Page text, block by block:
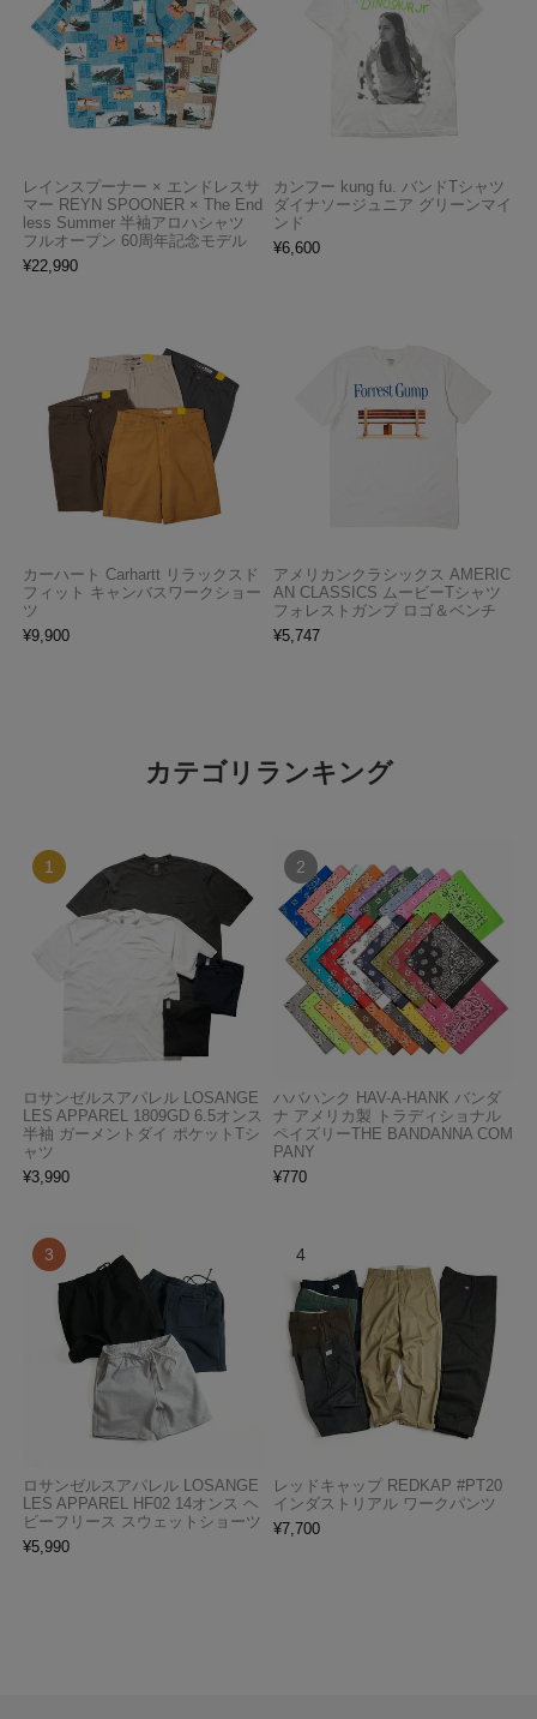
レインスプーナー × エンドレスサ
マー REYN SPOONER × The End
less Summer 半袖アロハシャツ
フルオープン 60周年記念モデル
¥22,990
カンフー kung fu. バンドTシャツ
ダイナソージュニア グリーンマイ
ンド
¥6,600
カーハート Carhartt リラックスド
フィット キャンバスワークショー
ツ
¥9,900
アメリカンクラシックス AMERIC
AN CLASSICS ムービーTシャツ
フォレストガンプ ロゴ＆ベンチ
¥5,747
カテゴリランキング
ロサンゼルスアパレル LOSANGE
LES APPAREL 1809GD 6.5オンス
半袖 ガーメントダイ ポケットTシ
ャツ
¥3,990
ハバハンク HAV-A-HANK バンダ
ナ アメリカ製 トラディショナル
ペイズリーTHE BANDANNA COM
PANY
¥770
ロサンゼルスアパレル LOSANGE
LES APPAREL HF02 14オンス ヘ
ビーフリース スウェットショーツ
¥5,990
レッドキャップ REDKAP #PT20
インダストリアル ワークパンツ
¥7,700